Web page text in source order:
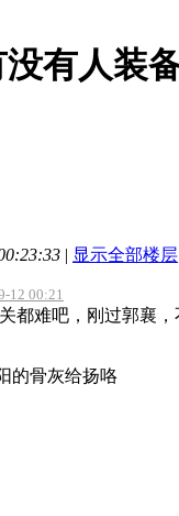
有人装
| 显示全部楼层
12 00:21
都难吧，刚过郭襄
的骨灰给扬咯